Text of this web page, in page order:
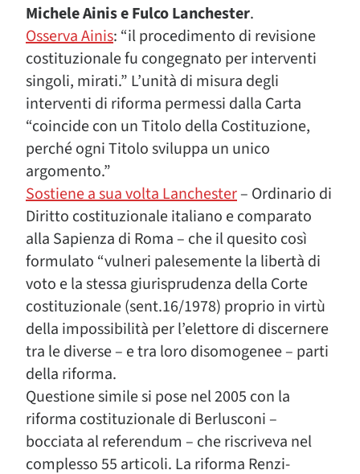
Michele Ainis e Fulco Lanchester.
Osserva Ainis: “il procedimento di revisione
costituzionale fu congegnato per interventi
singoli, mirati.” L’unità di misura degli
interventi di riforma permessi dalla Carta
“coincide con un Titolo della Costituzione,
perché ogni Titolo sviluppa un unico
argomento.”
Sostiene a sua volta Lanchester– Ordinario di
Diritto costituzionale italiano e comparato
alla Sapienza di Roma – che il quesito così
formulato “vulneri palesemente la libertà di
voto e la stessa giurisprudenza della Corte
costituzionale (sent.16/1978) proprio in virtù
della impossibilità per l’elettore di discernere
tra le diverse – e tra loro disomogenee – parti
della riforma.
Questione simile si pose nel 2005 con la
riforma costituzionale di Berlusconi –
bocciata al referendum – che riscriveva nel
complesso 55 articoli. La riforma Renzi-